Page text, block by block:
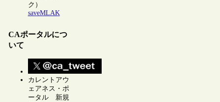
ク）
saveMLAK
CAポータルにつ
いて
カレントアウ
ェアネス・ポ
ータル 新規